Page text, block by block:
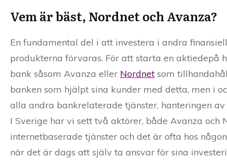
Vem är bäst, Nordnet och Avanza?
En fundamental del i att investera i andra
produkterna förvaras. För att starta en aktiedepå
bank såsom Avanza eller Nordnet som
banken som hjälpt sina kunder med detta, men i
alla andra bankrelaterade tjänster, hanteringen
I Sverige har vi sett två aktörer, både Avanza
internetbaserade tjänster och det är ofta hos
när det är dags att själv ta ansvar för sina